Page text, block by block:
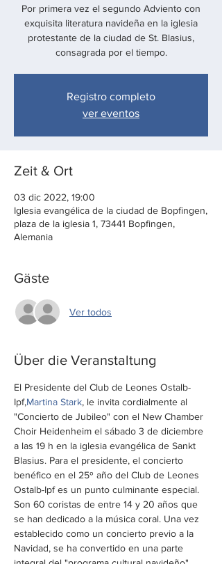
Por primera vez el segundo Adviento con
exquisita literatura navideña en la iglesia
protestante de la ciudad de St. Blasius,
consagrada por el tiempo.
Registro completo
ver eventos
Zeit & Ort
03 dic 2022, 19:00
Iglesia evangélica de la ciudad de Bopfingen,
plaza de la iglesia 1, 73441 Bopfingen,
Alemania
Gäste
Ver todos
Über die Veranstaltung
El Presidente del Club de Leones Ostalb-
Ipf,Martina Stark, le invita cordialmente al
"Concierto de Jubileo" con el New Chamber
Choir Heidenheim el sábado 3 de diciembre
a las 19 h en la iglesia evangélica de Sankt
Blasius. Para el presidente, el concierto
benéfico en el 25º año del Club de Leones
Ostalb-Ipf es un punto culminante especial.
Son 60 coristas de entre 14 y 20 años que
se han dedicado a la música coral. Una vez
establecido como un concierto previo a la
Navidad, se ha convertido en una parte